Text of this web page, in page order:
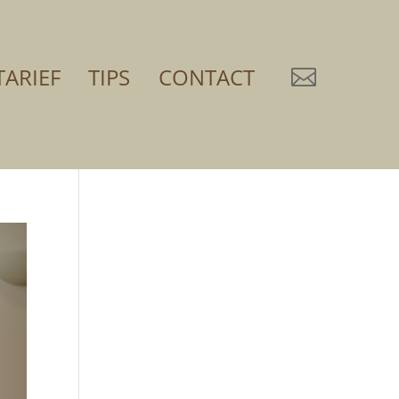
TIPS CONTACT 